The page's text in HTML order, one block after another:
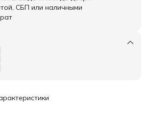
СБП или наличными